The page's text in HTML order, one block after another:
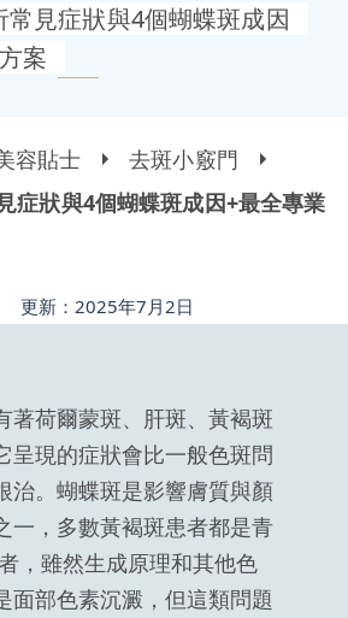
常見症狀與4個蝴蝶斑成因
案
容貼士
去斑小竅門
症狀與4個蝴蝶斑成因+最全專業
更新：2025年7月2日
著荷爾蒙斑、肝斑、黃褐斑
呈現的症狀會比一般色斑問
治。蝴蝶斑是影響膚質與顏
一，多數黃褐斑患者都是青
，雖然生成原理和其他色
面部色素沉澱，但這類問題